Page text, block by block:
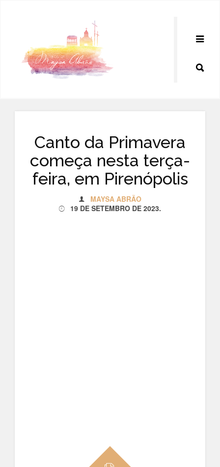
Canto da Primavera
começa nesta terça-
feira, em Pirenópolis
MAYSA ABRÃO
19 DE SETEMBRO DE 2023.